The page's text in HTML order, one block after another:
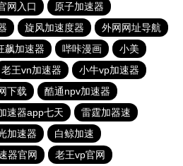
网入口
原子加速器
旋风加速度器
外网网址导航
飙加速器 哔咔漫画
小美
老王vn加速器
小牛vp加速器
下载
酷通npv加速器
速器app七天
雷霆加器速
加速器
白鲸加速
器官网 老王vp官网